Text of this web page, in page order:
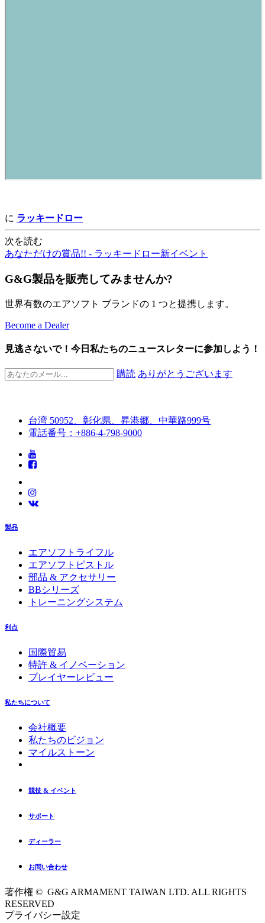
に ラッキードロー
次を読む
あなただけの賞品!! - ラッキードロー新イベント
G&G製品を販売してみませんか?
世界有数のエアソフト ブランドの 1 つと提携します。
Become a Dealer
見逃さないで！今日私たちのニュースレターに参加しよう！
購読 ありがとうございます
台湾 50952、彰化県、昇港郷、中華路999号
電話番号：+886-4-798-9000
製品
エアソフトライフル
エアソフトピストル
部品 & アクセサリー
BBシリーズ
トレーニングシステム
利点
国際貿易
特許 & イノベーション
プレイヤーレビュー
私たちについて
会社概要
私たちのビジョン
マイルストーン
競技 & イベント
サポート
ディーラー
お問い合わせ
著作権 © G&G ARMAMENT TAIWAN LTD. ALL RIGHTS
RESERVED
プライバシー設定